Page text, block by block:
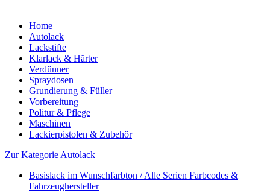
Home
Autolack
Lackstifte
Klarlack & Härter
Verdünner
Spraydosen
Grundierung & Füller
Vorbereitung
Politur & Pflege
Maschinen
Lackierpistolen & Zubehör
Zur Kategorie Autolack
Basislack im Wunschfarbton / Alle Serien Farbcodes &
Fahrzeughersteller